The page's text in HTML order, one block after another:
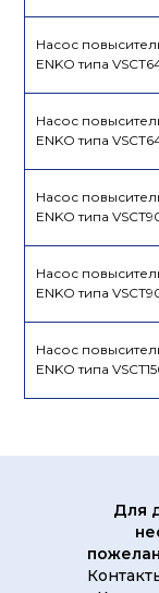
Насос
ENKO типа
Насос
ENKO типа
Насос
ENKO типа
Насос
ENKO типа
Насос
ENKO типа
Для